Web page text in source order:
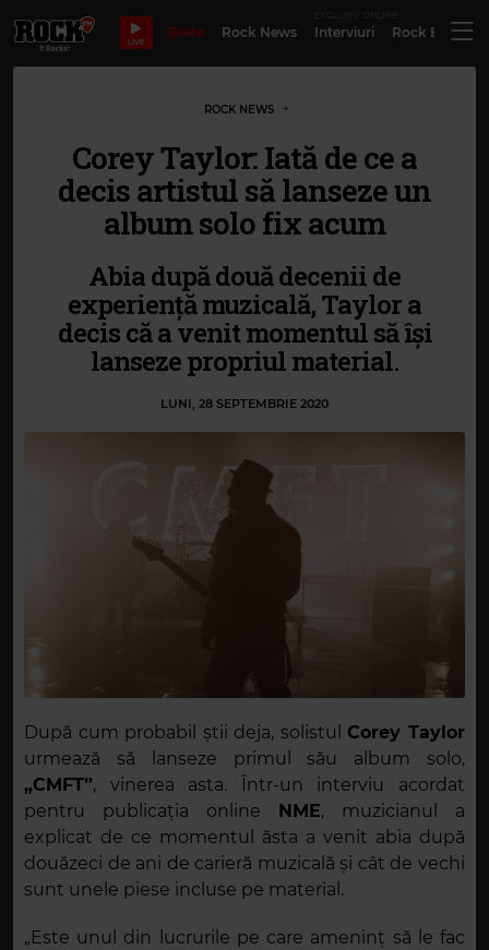
LIVE
Bilete Rock News Interviuri Rock
ROCK NEWS
Corey Taylor: Iată de ce a
decis artistul să lanseze un
album solo fix acum
Abia după două decenii de
experiență muzicală, Taylor a
decis că a venit momentul să își
lanseze propriul material.
LUNI, 28 SEPTEMBRIE 2020
După cum probabil știi deja, solistul Corey Taylor
urmează să lanseze primul său album solo,
„CMFT”, vinerea asta. Într-un interviu acordat
pentru publicația online
NME, muzicianul a
explicat de ce momentul ăsta a venit abia după
douăzeci de ani de carieră muzicală și cât de vechi
sunt unele piese incluse pe material.
„Este unul din lucrurile pe care ameninț să le fac